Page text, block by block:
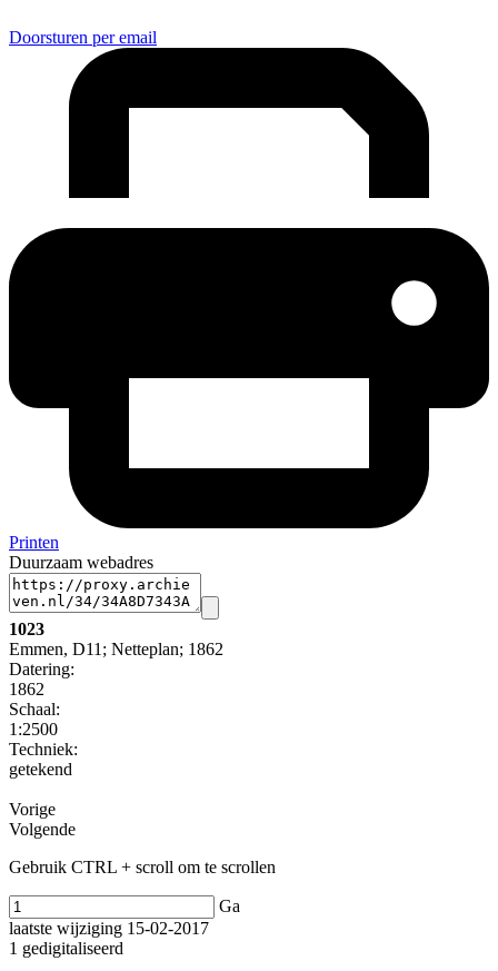
Doorsturen per email
Printen
Duurzaam webadres
1023
Emmen, D11; Netteplan; 1862
Datering:
1862
Schaal:
1:2500
Techniek:
getekend
Vorige
Volgende
Gebruik CTRL + scroll om te scrollen
Ga
laatste wijziging 15-02-2017
1 gedigitaliseerd